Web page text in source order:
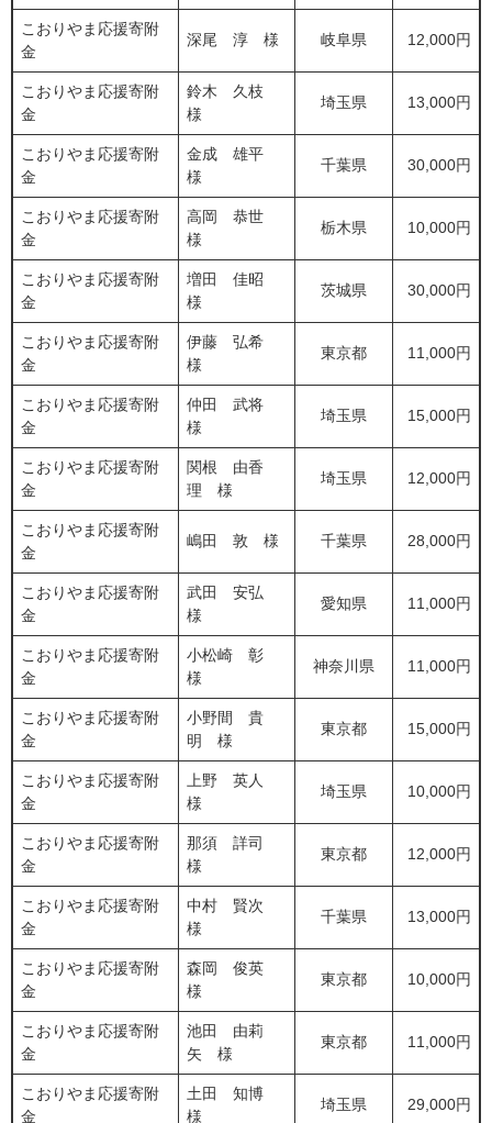
こおりやま応援寄附
金
深尾 淳 様 岐阜県 12,000円
こおりやま応援寄附
金
鈴木 久枝
様
埼玉県 13,000円
こおりやま応援寄附
金
金成 雄平
様
千葉県 30,000円
こおりやま応援寄附
金
高岡 恭世
様
栃木県 10,000円
こおりやま応援寄附
金
増田 佳昭
様
茨城県 30,000円
こおりやま応援寄附
金
伊藤 弘希
様
東京都 11,000円
こおりやま応援寄附
金
仲田 武将
様
埼玉県 15,000円
こおりやま応援寄附
金
関根 由香
理 様
埼玉県 12,000円
こおりやま応援寄附
金
嶋田 敦 様 千葉県 28,000円
こおりやま応援寄附
金
武田 安弘
様
愛知県 11,000円
こおりやま応援寄附
金
小松崎 彰
様
神奈川県 11,000円
こおりやま応援寄附
金
小野間 貴
明 様
東京都 15,000円
こおりやま応援寄附
金
上野 英人
様
埼玉県 10,000円
こおりやま応援寄附
金
那須 詳司
様
東京都 12,000円
こおりやま応援寄附
金
中村 賢次
様
千葉県 13,000円
こおりやま応援寄附
金
森岡 俊英
様
東京都 10,000円
こおりやま応援寄附
金
池田 由莉
矢 様
東京都 11,000円
こおりやま応援寄附
金
土田 知博
様
埼玉県 29,000円